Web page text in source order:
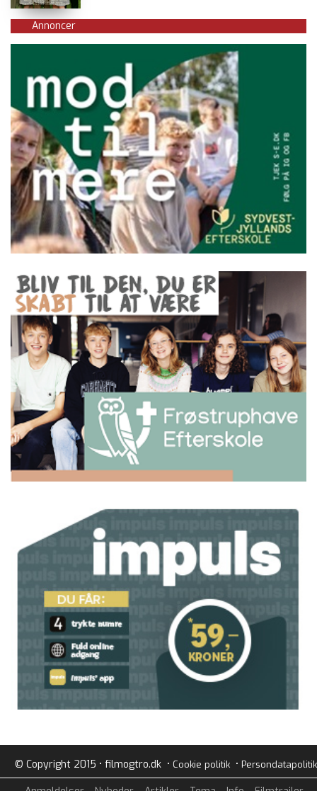
Annoncer
© Copyright 2015 • filmogtro.dk • Cookie politik• Persondatapolitik